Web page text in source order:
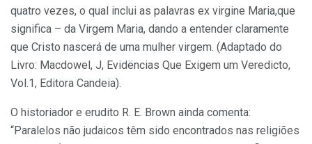
quatro vezes, o qual inclui as palavras ex virgine Maria,que
significa – da Virgem Maria, dando a entender claramente
que Cristo nascerá de uma mulher virgem. (Adaptado do
Livro: Macdowel, J, Evidëncias Que Exigem um Veredicto,
Vol.1, Editora Candeia).
O historiador e erudito R. E. Brown ainda comenta:
“Paralelos não judaicos têm sido encontrados nas religiões